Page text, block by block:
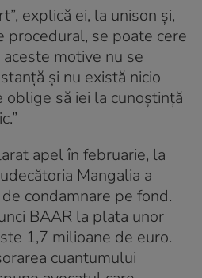
explică ei, la unison şi,
procedural, se poate cere
motive nu se
şi nu există nicio
oblige să iei la cunoştinţă
apel în februarie, la
Mangalia a
condamnare pe fond.
BAAR la plata unor
1,7 milioane de euro.
cuantumului